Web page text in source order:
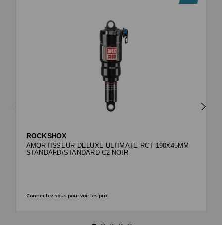
ROCKSHOX
AMORTISSEUR DELUXE ULTIMATE RCT 190X45MM
STANDARD/STANDARD C2 NOIR
Connectez-vous pour voir les prix.